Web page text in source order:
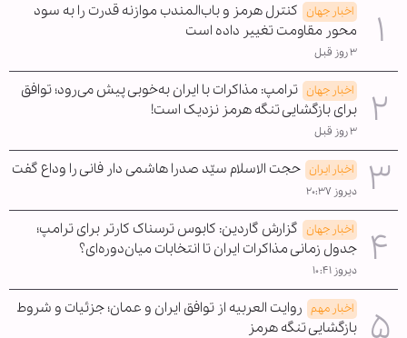
اخبار جهان کنترل هرمز و باب‌المندب موازنه قدرت را به سود
محور مقاومت تغییر داده است
۳ روز قبل
اخبار جهان ترامپ: مذاکرات با ایران به‌خوبی پیش می‌رود؛ توافق
برای بازگشایی تنگه هرمز نزدیک است!
۳ روز قبل
اخبار ایران حجت الاسلام سیّد صدرا هاشمی دار فانی را وداع گفت
دیروز ۲۰:۳۷
اخبار جهان گزارش گاردین: کابوس ترسناک کارتر برای ترامپ؛
جدول زمانی مذاکرات ایران تا انتخابات میان‌دوره‌ای؟
دیروز ۱۰:۴۱
اخبار مهم روایت العربیه از توافق ایران و عمان؛ جزئیات و شروط
بازگشایی تنگه هرمز